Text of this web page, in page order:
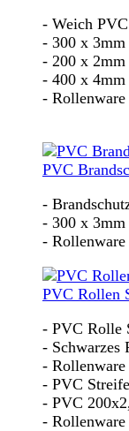
- Weich
- 300 x 3mm
- 200 x 2mm
- 400 x 4mm
-
PVC
-
- 300 x 3mm
-
PVC Rollen
- PVC Rolle
- Schwarzes
- Rollenware
- PVC
- PVC
-